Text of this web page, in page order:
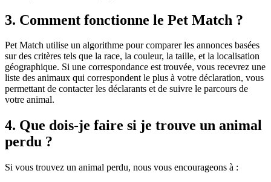
3. Comment fonctionne le Pet Match ?
Pet Match utilise un algorithme pour comparer les annonces basées
sur des critères tels que la race, la couleur, la taille, et la localisation
géographique. Si une correspondance est trouvée, vous recevrez une
liste des animaux qui correspondent le plus à votre déclaration, vous
permettant de contacter les déclarants et de suivre le parcours de
votre animal.
4. Que dois-je faire si je trouve un animal
perdu ?
Si vous trouvez un animal perdu, nous vous encourageons à :